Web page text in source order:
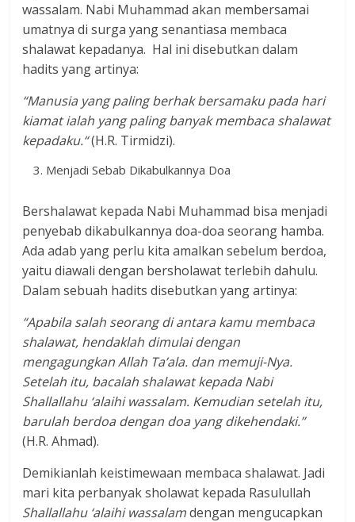
wassalam. Nabi Muhammad akan membersamai
umatnya di surga yang senantiasa membaca
shalawat kepadanya. Hal ini disebutkan dalam
hadits yang artinya:
“Manusia yang paling berhak bersamaku pada hari
kiamat ialah yang paling banyak membaca shalawat
kepadaku.“(H.R. Tirmidzi).
Menjadi Sebab Dikabulkannya Doa
Bershalawat kepada Nabi Muhammad bisa menjadi
penyebab dikabulkannya doa-doa seorang hamba.
Ada adab yang perlu kita amalkan sebelum berdoa,
yaitu diawali dengan bersholawat terlebih dahulu.
Dalam sebuah hadits disebutkan yang artinya:
“Apabila salah seorang di antara kamu membaca
shalawat, hendaklah dimulai dengan
mengagungkan Allah Ta’ala. dan memuji-Nya.
Setelah itu, bacalah shalawat kepada Nabi
Shallallahu ‘alaihi wassalam. Kemudian setelah itu,
barulah berdoa dengan doa yang dikehendaki.”
(H.R. Ahmad).
Demikianlah keistimewaan membaca shalawat. Jadi
mari kita perbanyak sholawat kepada Rasulullah
Shallallahu ‘alaihi wassalamdengan mengucapkan